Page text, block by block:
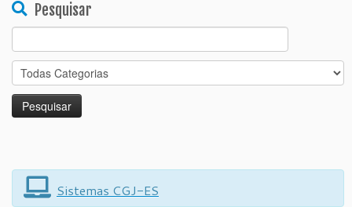
Pesquisar
for:
Sistemas CGJ-ES